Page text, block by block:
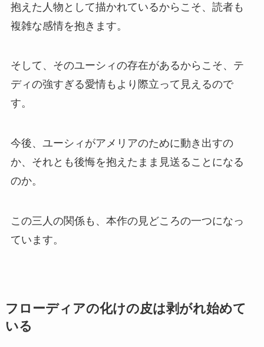
抱えた人物として描かれているからこそ、読者も
複雑な感情を抱きます。
そして、そのユーシィの存在があるからこそ、テ
ディの強すぎる愛情もより際立って見えるので
す。
今後、ユーシィがアメリアのために動き出すの
か、それとも後悔を抱えたまま見送ることになる
のか。
この三人の関係も、本作の見どころの一つになっ
ています。
フローディアの化けの皮は剥がれ始めて
いる